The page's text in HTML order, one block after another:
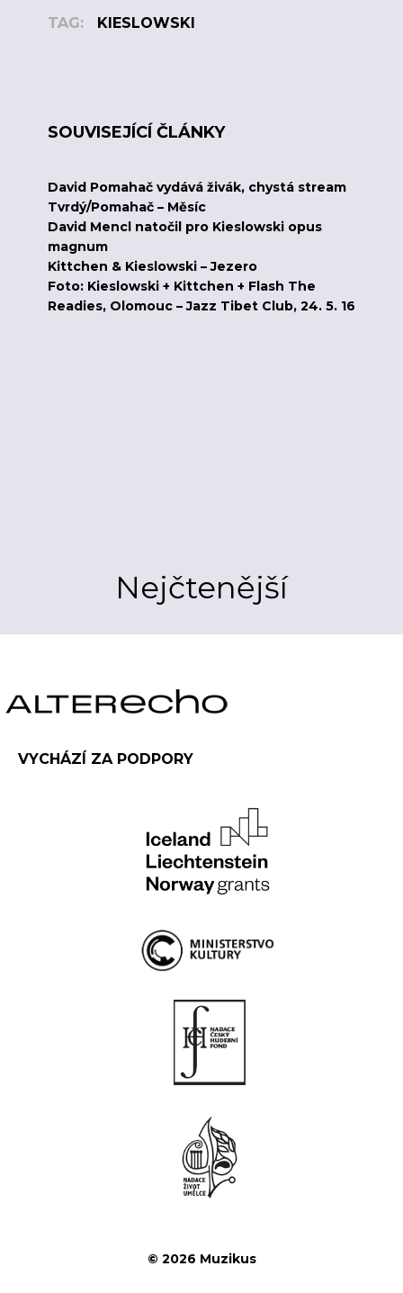
TAG: KIESLOWSKI
SOUVISEJÍCÍ ČLÁNKY
David Pomahač vydává živák, chystá stream
Tvrdý/Pomahač – Měsíc
David Mencl natočil pro Kieslowski opus
magnum
Kittchen & Kieslowski – Jezero
Foto: Kieslowski + Kittchen + Flash The
Readies, Olomouc – Jazz Tibet Club, 24. 5. 16
Nejčtenější
VYCHÁZÍ ZA PODPORY
© 2026 Muzikus